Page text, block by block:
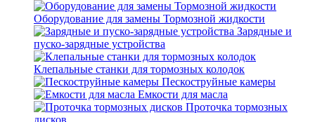
Оборудование для замены Тормозной жидкости
Зарядные и
пуско-зарядные устройства
Клепальные станки для тормозных колодок
Пескоструйные камеры
Емкости для масла
Проточка тормозных
дисков